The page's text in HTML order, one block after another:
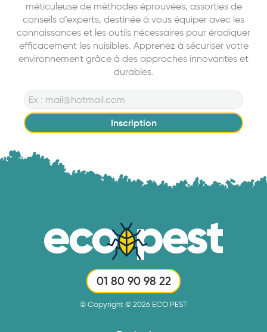
méticuleuse de méthodes éprouvées, assorties de
conseils d’experts, destinée à vous équiper avec les
connaissances et les outils nécessaires pour éradiquer
efficacement les nuisibles. Apprenez à sécuriser votre
environnement grâce à des approches innovantes et
durables.
Inscription
01 80 90 98 22
© Copyright © 2026 ECO PEST